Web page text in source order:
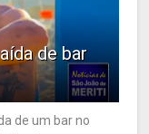
de bar
de um bar no